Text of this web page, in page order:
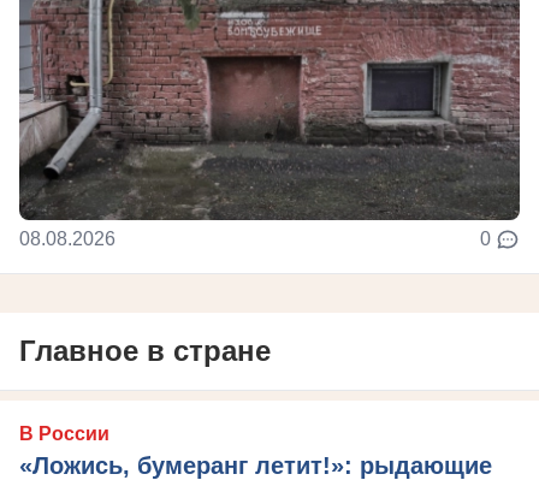
08.08.2026 0
Главное в стране
В России
«Ложись, бумеранг летит!»: рыдающие